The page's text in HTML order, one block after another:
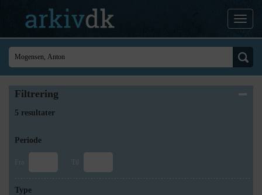
Filtrering
5 resultater
Periode
Fra Til
Type